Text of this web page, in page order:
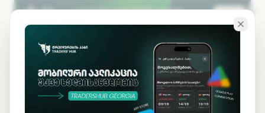
გადადი ძირითად შინაარსზე
KA EN